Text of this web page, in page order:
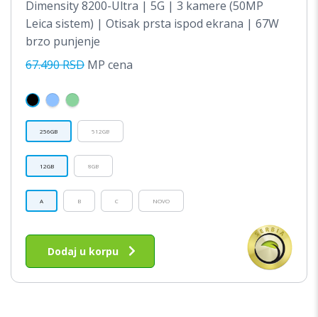
BILA:
Dimensity 8200-Ultra | 5G | 3 kamere (50MP
Leica sistem) | Otisak prsta ispod ekrana | 67W
brzo punjenje
67.490 RSD MP cena
256GB 512GB
12GB 8GB
A B C NOVO
Dodaj u korpu
ima
više